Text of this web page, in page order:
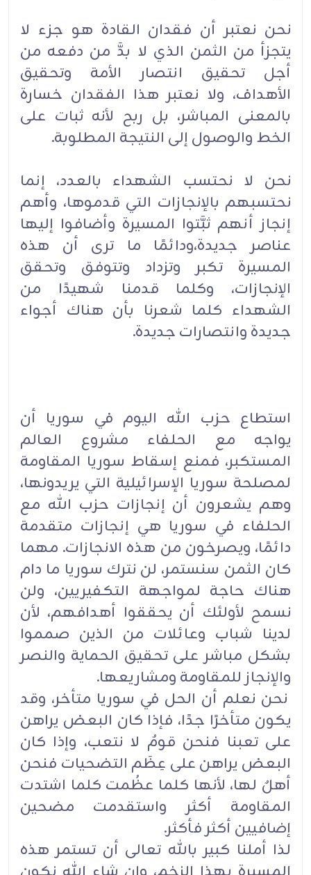
نحن نعتبر أن فقدان القادة هو جزء لا
يتجزأ من الثمن الذي لا بدَّ من دفعه من
أجل تحقيق انتصار الأمة وتحقيق
الأهداف، ولا نعتبر هذا الفقدان خسارة
بالمعنى المباشر، بل ربح لأنه ثبات على
الخط والوصول إلى النتيجة المطلوبة.
نحن لا نحتسب الشهداء بالعدد، إنما
نحتسبهم بالإنجازات التي قدموها، وأهم
إنجاز أنهم ثبَّتوا المسيرة وأضافوا إليها
عناصر جديدة،ودائمًا ما ترى أن هذه
المسيرة تكبر وتزداد وتتوفق وتحقق
الإنجازات، وكلما قدمنا شهيدًا من
الشهداء كلما شعرنا بأن هناك أجواء
جديدة وانتصارات جديدة.
استطاع حزب الله اليوم في سوريا أن
يواجه مع الحلفاء مشروع العالم
المستكبر، فمنع إسقاط سوريا المقاومة
لمصلحة سوريا الإسرائيلية التي يريدونها،
وهم يشعرون أن إنجازات حزب الله مع
الحلفاء في سوريا هي إنجازات متقدمة
دائمًا، ويصرخون من هذه الانجازات. مهما
كان الثمن سنستمر، لن نترك سوريا ما دام
هناك حاجة لمواجهة التكفيريين، ولن
نسمح لأولئك أن يحققوا أهدافهم، لأن
لدينا شباب وعائلات من الذين صمموا
بشكل مباشر على تحقيق الحماية والنصر
والإنجاز للمقاومة ومشاريعها.
نحن نعلم أن الحل في سوريا متأخر، وقد
يكون متأخرًا جدًا، فإذا كان البعض يراهن
على تعبنا فنحن قومٌ لا نتعب، وإذا كان
البعض يراهن على عِظَم التضحيات فنحن
أهلٌ لها، لأنها كلما عظُمت كلما اشتدت
المقاومة أكثر واستقدمت مضحين
إضافيين أكثر فأكثر.
لذا أملنا كبير بالله تعالى أن تستمر هذه